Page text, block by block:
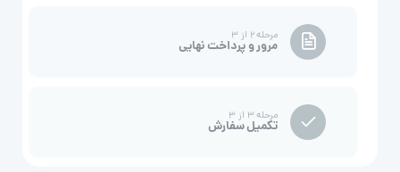
مرحله ۲ از ۳
مرور و پرداخت نهایی
مرحله ۳ از ۳
تکمیل سفارش